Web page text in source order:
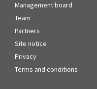
Management board
Team
Partners
Site notice
Privacy
Terms and conditions